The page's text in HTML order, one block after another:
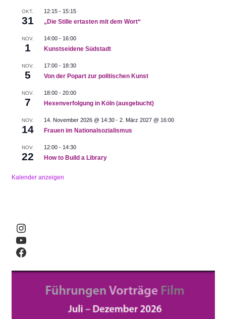
OKT.
31
12:15- 15:15
„Die Stille ertasten mit dem Wort“
NOV.
1
14:00- 16:00
Kunstseidene Südstadt
NOV.
5
17:00- 18:30
Von der Popart zur politischen Kunst
NOV.
7
18:00- 20:00
Hexenverfolgung in Köln (ausgebucht)
NOV.
14
14. November 2026 @ 14:30- 2. März 2027 @ 16:00
Frauen im Nationalsozialismus
NOV.
22
12:00- 14:30
How to Build a Library
Kalender anzeigen
Instagram
YouTube
Facebook